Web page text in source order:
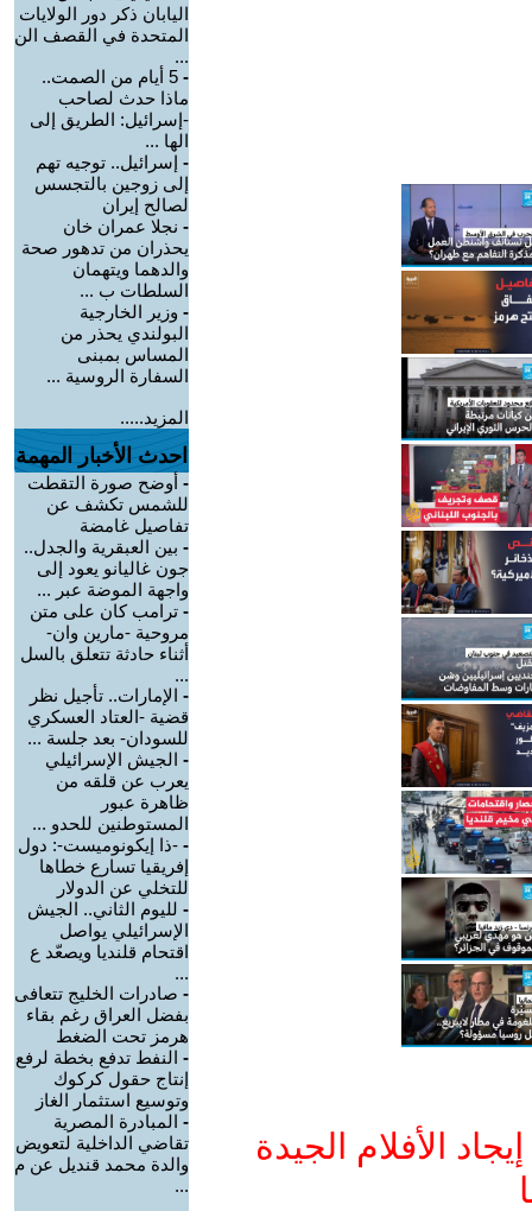
الأفلام الجيدة
اليابان ذكر دور الولايات
المتحدة في القصف الن
...
-
5 أيام من الصمت..
ماذا حدث لصاحب
-إسرائيل: الطريق إلى
الها ...
- إسرائيل.. توجيه تهم
إلى زوجين بالتجسس
لصالح إيران
- نجلا عمران خان
يحذران من تدهور صحة
والدهما ويتهمان
السلطات ب ...
- وزير الخارجية
البولندي يحذر من
المساس بمبنى
السفارة الروسية ...
المزيد.....
احدث الأخبار المهمة
- أوضح صورة التقطت
للشمس تكشف عن
تفاصيل غامضة
- بين العبقرية والجدل..
جون غاليانو يعود إلى
واجهة الموضة عبر ...
- ترامب كان على متن
مروحية -مارين وان-
أثناء حادثة تتعلق بالسل
...
- الإمارات.. تأجيل نظر
قضية -العتاد العسكري
للسودان- بعد جلسة ...
- الجيش الإسرائيلي
يعرب عن قلقه من
ظاهرة عبور
المستوطنين للحدو ...
- -ذا إيكونوميست-: دول
إفريقيا تسارع خطاها
للتخلي عن الدولار
- لليوم الثاني.. الجيش
الإسرائيلي يواصل
اقتحام قلنديا ويصعّد ع
...
- صادرات الخليج تتعافى
بفضل العراق رغم بقاء
هرمز تحت الضغط
- النفط تدفع بخطة لرفع
إنتاج حقول كركوك
وتوسيع استثمار الغاز
- المبادرة المصرية
تقاضي الداخلية لتعويض
والدة محمد قنديل عن م
...